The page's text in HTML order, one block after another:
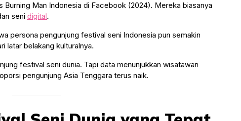
Burning Man Indonesia di Facebook (2024). Mereka biasanya
seni digital.
persona pengunjung festival seni Indonesia pun semakin
latar belakang kulturalnya.
festival seni dunia. Tapi data menunjukkan wisatawan
pengunjung Asia Tenggara terus naik.